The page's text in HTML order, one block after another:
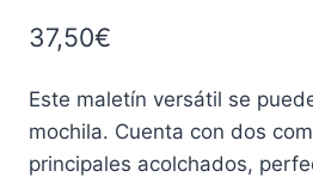
37,50€
Este maletín versátil se
mochila. Cuenta con dos
principales acolchados,